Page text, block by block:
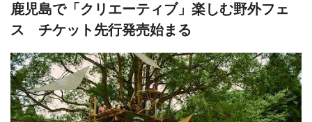
鹿児島で「クリエーティブ」楽しむ野外フェ
ス チケット先行発売始まる